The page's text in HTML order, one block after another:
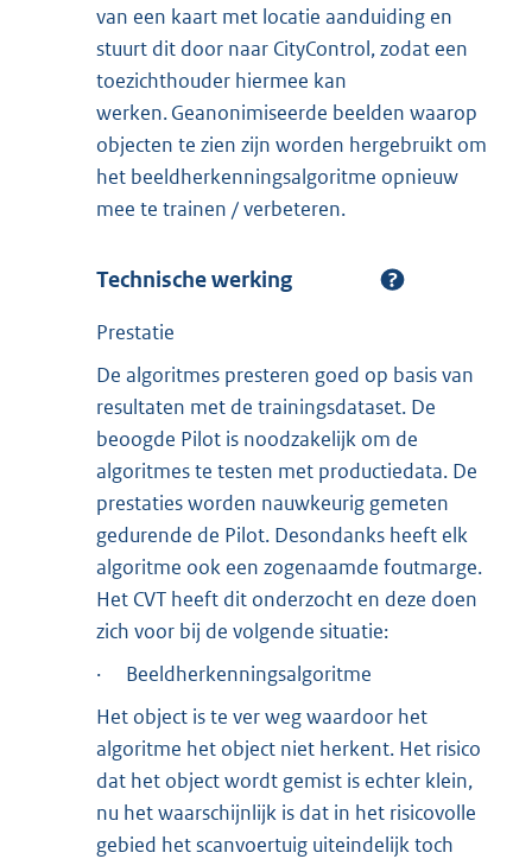
van een kaart met locatie aanduiding en
stuurt dit door naar CityControl, zodat een
toezichthouder hiermee kan
werken. Geanonimiseerde beelden waarop
objecten te zien zijn worden hergebruikt om
het beeldherkenningsalgoritme opnieuw
mee te trainen / verbeteren.
Technische werking
Prestatie
De algoritmes presteren goed op basis van
resultaten met de trainingsdataset. De
beoogde Pilot is noodzakelijk om de
algoritmes te testen met productiedata. De
prestaties worden nauwkeurig gemeten
gedurende de Pilot. Desondanks heeft elk
algoritme ook een zogenaamde foutmarge.
Het CVT heeft dit onderzocht en deze doen
zich voor bij de volgende situatie:
· Beeldherkenningsalgoritme
Het object is te ver weg waardoor het
algoritme het object niet herkent. Het risico
dat het object wordt gemist is echter klein,
nu het waarschijnlijk is dat in het risicovolle
gebied het scanvoertuig uiteindelijk toch